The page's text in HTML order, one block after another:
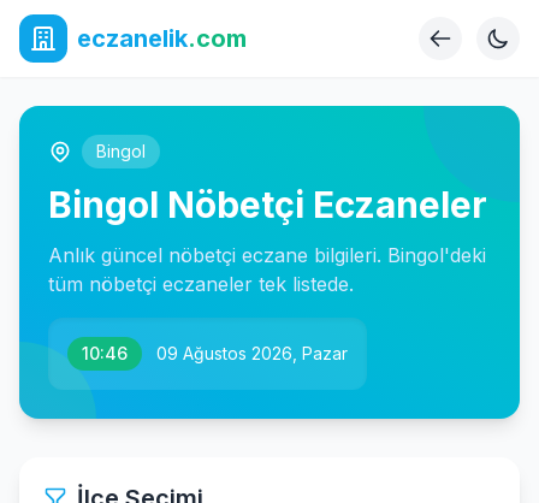
eczanelik.com
Bingol
Bingol Nöbetçi Eczaneler
Anlık güncel nöbetçi eczane bilgileri. Bingol'deki
tüm nöbetçi eczaneler tek listede.
10:46 09 Ağustos 2026, Pazar